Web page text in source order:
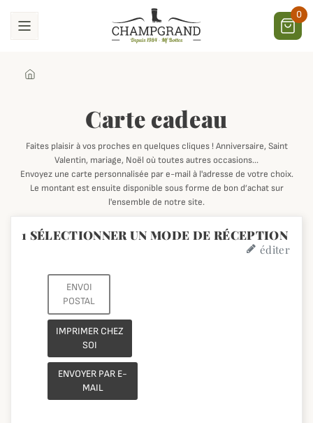
0
Carte cadeau
Faites plaisir à vos proches en quelques cliques ! Anniversaire, Saint
Valentin, mariage, Noël où toutes autres occasions...
Envoyez une carte personnalisée par e-mail à l'adresse de votre choix.
Le montant est ensuite disponible sous forme de bon d’achat sur
l'ensemble de notre site.
1 SÉLECTIONNER UN MODE DE RÉCEPTION
éditer
ENVOI
POSTAL
IMPRIMER CHEZ
SOI
ENVOYER PAR E-
MAIL